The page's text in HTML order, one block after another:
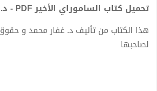
تحميل كتاب الساموراي الأخير PDF - د. غفار محمد
هذا الكتاب من تأليف د. غفار محمد و
لصاحبها